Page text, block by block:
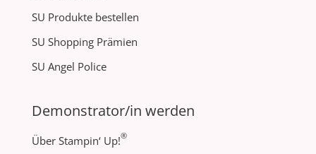
SU Produkte bestellen
SU Shopping Prämien
SU Angel Police
Demonstrator/in werden
Über Stampin‘ Up!®